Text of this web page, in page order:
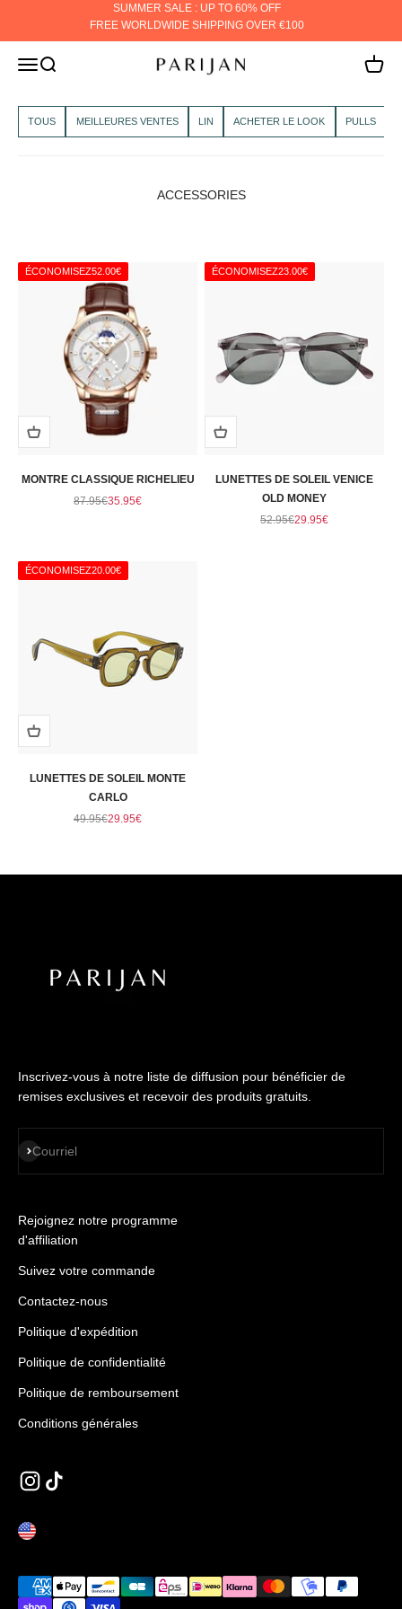
SUMMER SALE : UP TO 60% OFF
FREE WORLDWIDE SHIPPING OVER €100
MENURechercher PARIJAN Panier
TOUS MEILLEURES VENTES LIN ACHETER LE LOOK PULLS
ACCESSORIES
ÉCONOMISEZ52.00€
MONTRE CLASSIQUE RICHELIEU
Prix normal
87.95€Prix de vente
35.95€
ÉCONOMISEZ23.00€
LUNETTES DE SOLEIL VENICE
OLD MONEY
Prix normal
52.95€Prix de vente
29.95€
ÉCONOMISEZ20.00€
LUNETTES DE SOLEIL MONTE
CARLO
Prix normal
49.95€Prix de vente
29.95€
Inscrivez-vous à notre liste de diffusion pour bénéficier de
remises exclusives et recevoir des produits gratuits.
Courriel
S'ABONNER
Rejoignez notre programme
d'affiliation
Suivez votre commande
Contactez-nous
Politique d'expédition
Politique de confidentialité
Politique de remboursement
Conditions générales